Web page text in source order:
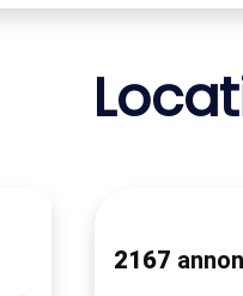
2167